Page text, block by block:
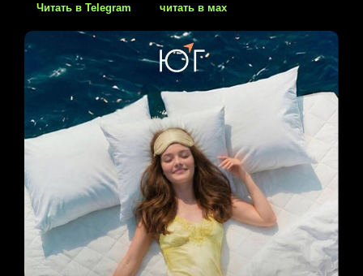
Читать в Telegram читать в мах